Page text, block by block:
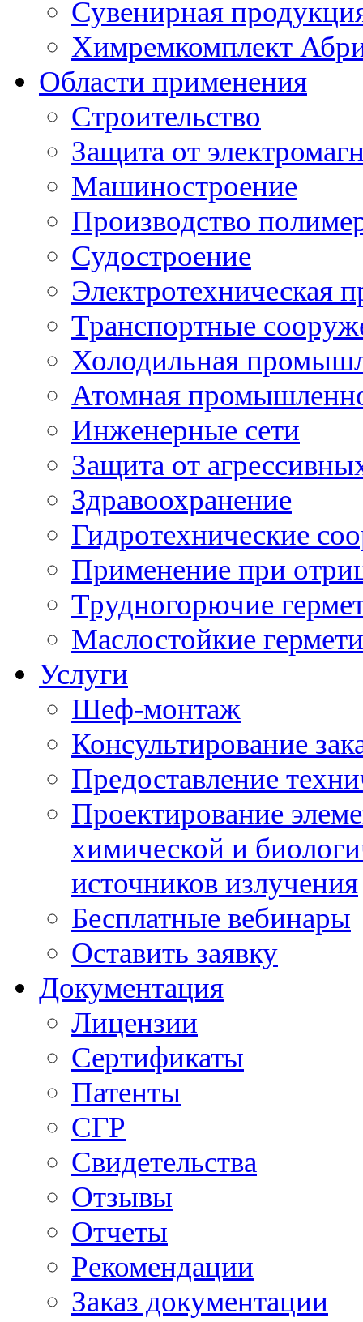
Сувенирная
Химремкомплект
Области применения
Строительство
Защита от
Машиностроение
Производство
Судостроение
Электротехническая
Транспортные
Холодильная
Атомная
Инженерные сети
Защита от
Здравоохранение
Гидротехнические
Применение при
Трудногорючие
Маслостойкие
Услуги
Шеф-монтаж
Консультирование
Предоставление
Проектирование
химической и
источников излучения
Бесплатные вебинары
Оставить заявку
Документация
Лицензии
Сертификаты
Патенты
СГР
Свидетельства
Отзывы
Отчеты
Рекомендации
Заказ документации